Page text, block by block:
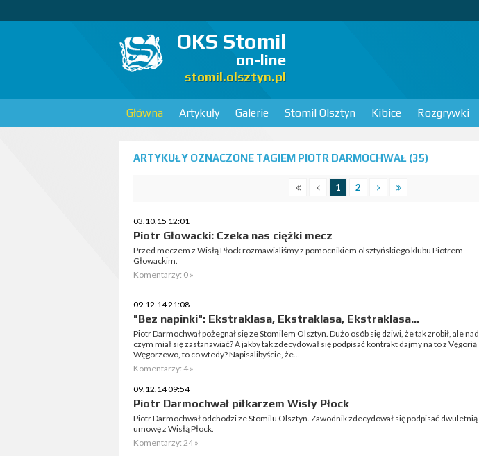
OKS Stomil
on-line
stomil.olsztyn.pl
Główna Artykuły Galerie Stomil Olsztyn Kibice Rozgrywki
ARTYKUŁY OZNACZONE TAGIEM PIOTR DARMOCHWAŁ (35)
1 2
03.10.15 12:01
Piotr Głowacki: Czeka nas ciężki mecz
Przed meczem z Wisłą Płock rozmawialiśmy z pomocnikiem olsztyńskiego klubu Piotrem
Głowackim.
Komentarzy: 0 »
09.12.14 21:08
"Bez napinki": Ekstraklasa, Ekstraklasa, Ekstraklasa...
Piotr Darmochwał pożegnał się ze Stomilem Olsztyn. Dużo osób się dziwi, że tak zrobił, ale nad
czym miał się zastanawiać? A jakby tak zdecydował się podpisać kontrakt dajmy na to z Vęgorią
Węgorzewo, to co wtedy? Napisalibyście, że...
Komentarzy: 4 »
09.12.14 09:54
Piotr Darmochwał piłkarzem Wisły Płock
Piotr Darmochwał odchodzi ze Stomilu Olsztyn. Zawodnik zdecydował się podpisać dwuletnią
umowę z Wisłą Płock.
Komentarzy: 24 »